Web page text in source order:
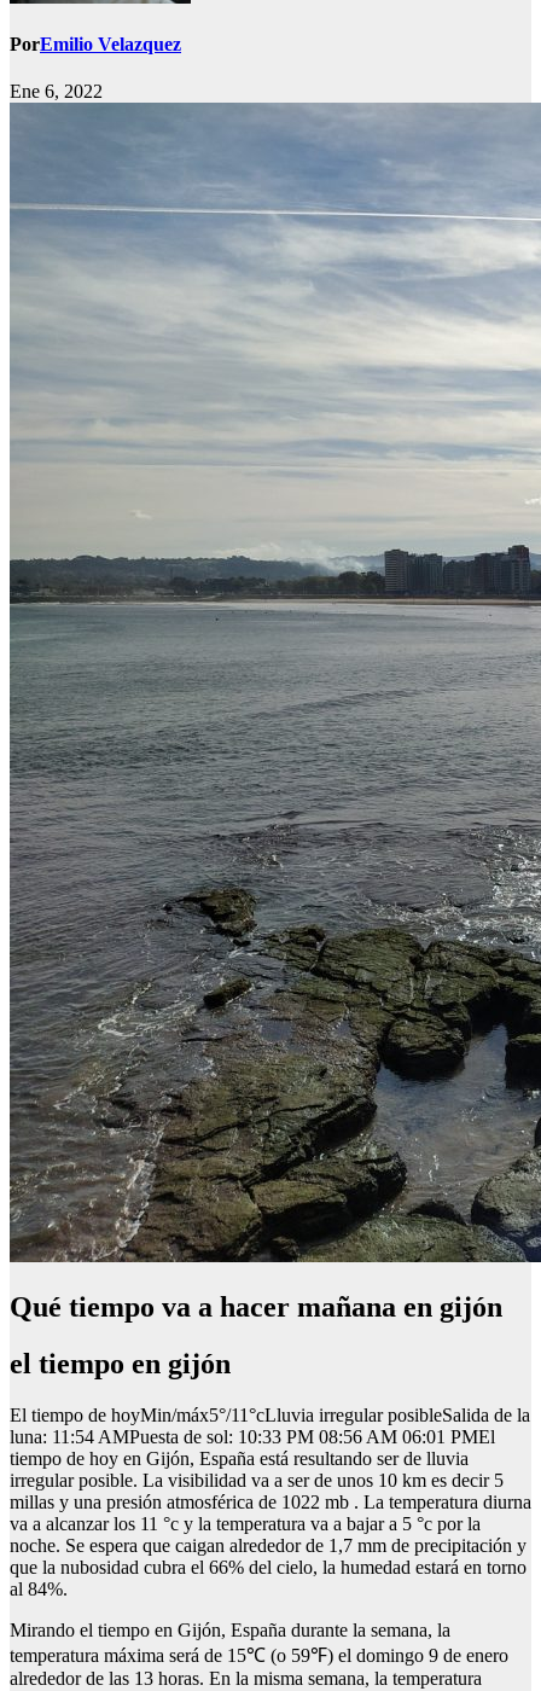
PorEmilio Velazquez
Ene 6, 2022
Qué tiempo va a hacer mañana en gijón
el tiempo en gijón
El tiempo de hoyMin/máx5°/11°cLluvia irregular posibleSalida de la
luna: 11:54 AMPuesta de sol: 10:33 PM 08:56 AM 06:01 PMEl
tiempo de hoy en Gijón, España está resultando ser de lluvia
irregular posible. La visibilidad va a ser de unos 10 km es decir 5
millas y una presión atmosférica de 1022 mb . La temperatura diurna
va a alcanzar los 11 °c y la temperatura va a bajar a 5 °c por la
noche. Se espera que caigan alrededor de 1,7 mm de precipitación y
que la nubosidad cubra el 66% del cielo, la humedad estará en torno
al 84%.
Mirando el tiempo en Gijón, España durante la semana, la
temperatura máxima será de 15℃ (o 59℉) el domingo 9 de enero
alrededor de las 13 horas. En la misma semana, la temperatura